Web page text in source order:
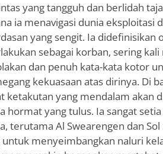
yang tangguh dan berlidah
ia menavigasi dunia eksploitasi
yang sengit. Ia didefinisikan
sebagai korban, sering
dan penuh kata-kata kotor
kekuasaan atas dirinya. Di
ketakutan yang mendalam akan
hormat yang tulus. Ia sangat
terutama Al Swearengen dan Sol
menyeimbangkan naluri